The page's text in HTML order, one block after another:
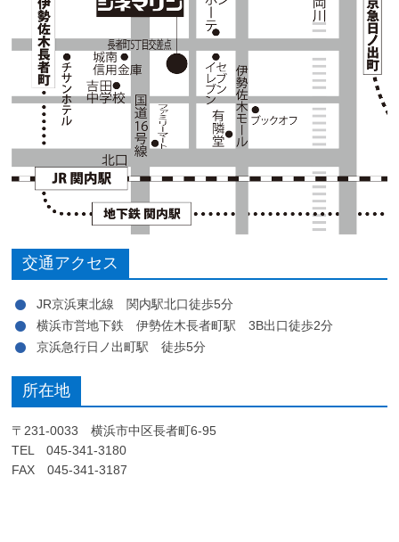
交通アクセス
JR京浜東北線 関内駅北口徒歩5分
横浜市営地下鉄 伊勢佐木長者町駅 3B出口徒歩2分
京浜急行日ノ出町駅 徒歩5分
所在地
〒231-0033 横浜市中区長者町6-95
TEL 045-341-3180
FAX 045-341-3187